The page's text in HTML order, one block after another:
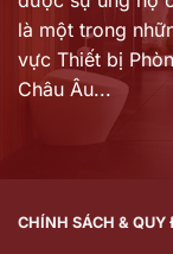
là một trong
vực Thiết bị
Châu Âu...
CHÍNH SÁCH & QUY